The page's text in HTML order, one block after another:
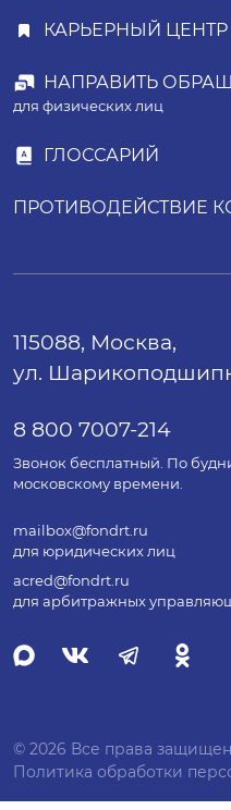
КАРЬЕРНЫЙ ЦЕНТР
НАПРАВИТЬ
для физических лиц
ГЛОССАРИЙ
ПРОТИВОДЕЙСТВИЕ
115088, Москва,
ул.
8 800 7007-214
Звонок бесплатный. По
московскому времени.
mailbox@fondrt.ru
для юридических лиц
acred@fondrt.ru
для арбитражных
© 2026 Все права
Политика обработки